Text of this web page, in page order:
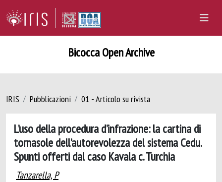
Bicocca Open Archive
IRIS Pubblicazioni 01 - Articolo su rivista
L’uso della procedura d’infrazione: la cartina di
tornasole dell’autorevolezza del sistema Cedu.
Spunti offerti dal caso Kavala c. Turchia
Tanzarella, P